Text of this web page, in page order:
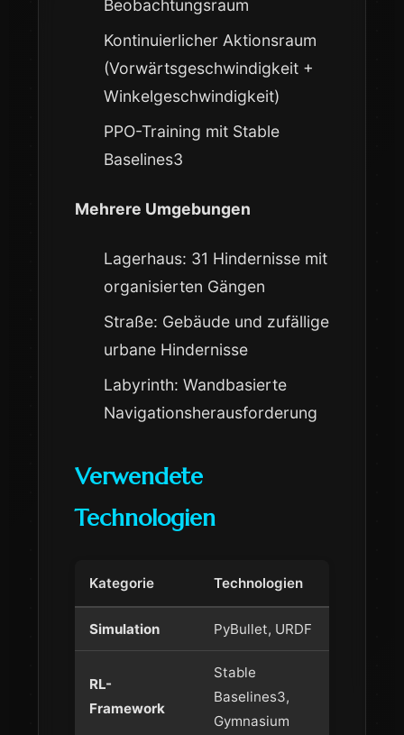
Beobachtungsraum
Kontinuierlicher Aktionsraum
(Vorwärtsgeschwindigkeit +
Winkelgeschwindigkeit)
PPO-Training mit Stable
Baselines3
Mehrere Umgebungen
Lagerhaus: 31 Hindernisse mit
organisierten Gängen
Straße: Gebäude und zufällige
urbane Hindernisse
Labyrinth: Wandbasierte
Navigationsherausforderung
Verwendete
Technologien
Kategorie Technologien
Simulation PyBullet, URDF
RL-
Framework
Stable
Baselines3,
Gymnasium